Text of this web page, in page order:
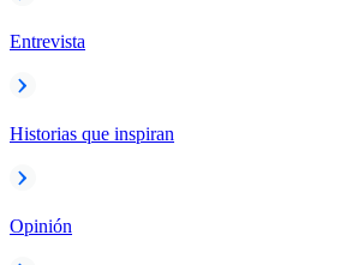
Entrevista
Historias que inspiran
Opinión